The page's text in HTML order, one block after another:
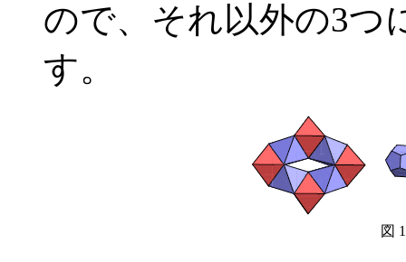
ので、それ以外の3つ
す。
図